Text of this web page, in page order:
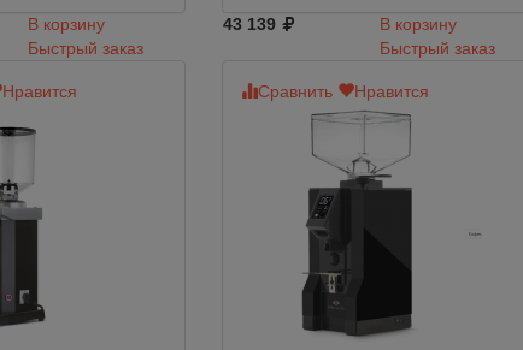
В корзину
Быстрый заказ
43 139
В корзину
Быстрый заказ
Нравится Сравнить Нравится